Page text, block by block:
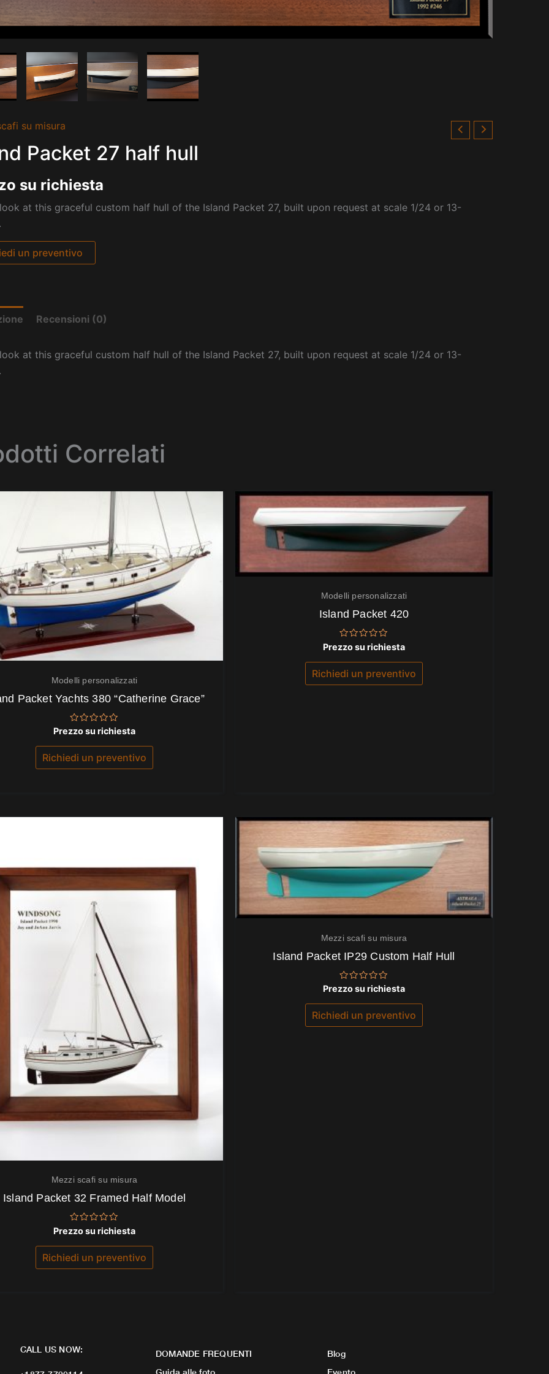
su misura
Packet 27 half hull
su richiesta
at this graceful custom half hull of the Island Packet 27, built upon request at scale 1/24 or 13-
un preventivo
Recensioni (0)
at this graceful custom half hull of the Island Packet 27, built upon request at scale 1/24 or 13-
Correlati
Modelli personalizzati
Packet Yachts 380 “Catherine Grace”
Valutato
su
5
Prezzo su richiesta
Richiedi un preventivo
Modelli personalizzati
Island Packet 420
Valutato
su
5
Prezzo su richiesta
Richiedi un preventivo
Mezzi scafi su misura
Island Packet 32 Framed Half Model
Valutato
su
5
Prezzo su richiesta
Richiedi un preventivo
Mezzi scafi su misura
Island Packet IP29 Custom Half Hull
Valutato
su
5
Prezzo su richiesta
Richiedi un preventivo
CALL US NOW:
DOMANDE FREQUENTI
Blog